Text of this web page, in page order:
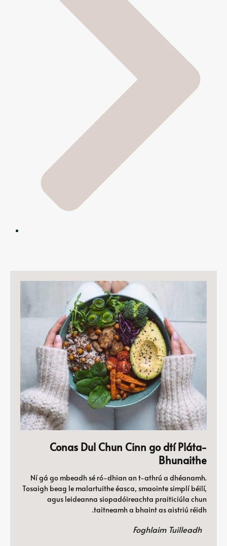
Conas Dul Chun Cinn go dtí Pláta-
Bhunaithe
Ní gá go mbeadh sé ró-dhian an t-athrú a dhéanamh.
Tosaigh beag le malartuithe éasca, smaointe simplí béilí,
agus leideanna siopadóireachta praiticiúla chun
taitneamh a bhaint as aistriú réidh.
Foghlaim Tuilleadh